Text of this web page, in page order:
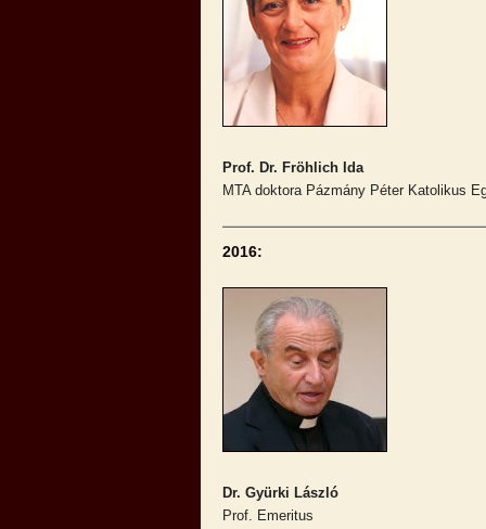
Prof. Dr. Fröhlich Ida
MTA doktora Pázmány Péter Katolikus
2016:
Dr. Gyürki László
Prof. Emeritus